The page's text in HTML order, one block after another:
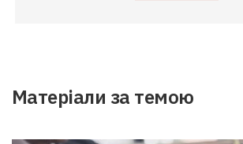
Матеріали за темою